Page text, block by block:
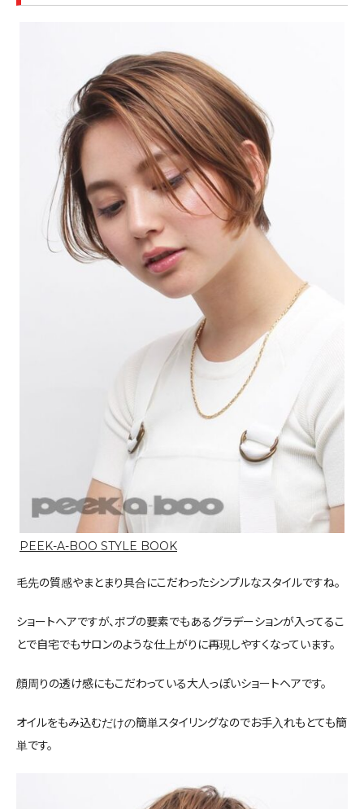
PEEK-A-BOO STYLE BOOK
毛先の質感やまとまり具合にこだわったシンプルなスタイルですね。
ショートヘアですが、ボブの要素でもあるグラデーションが入ってるこ
とで自宅でもサロンのような仕上がりに再現しやすくなっています。
顔周りの透け感にもこだわっている大人っぽいショートヘアです。
オイルをもみ込むだけの簡単スタイリングなのでお手入れもとても簡
単です。